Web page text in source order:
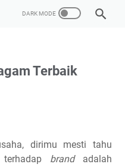
Terbaik
dirimu mesti tahu
brandadalah